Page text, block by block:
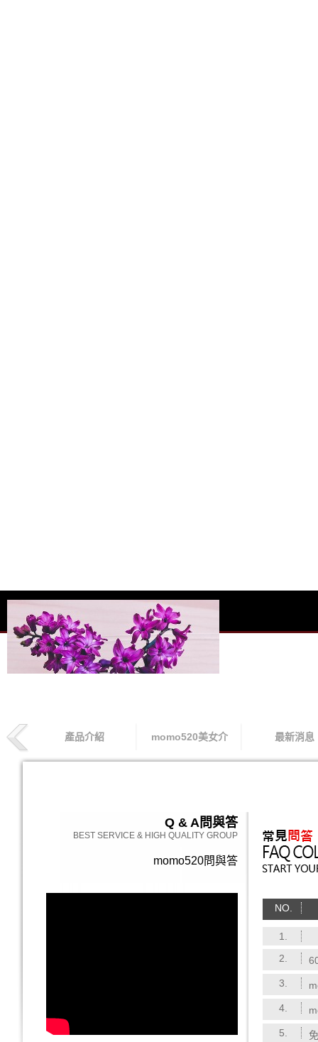
產品介紹 momo520美女介 最新消息
索取專線
Q & A問與答
BEST SERVICE & HIGH QUALITY GROUP
momo520問與答
NO.
1.
2.
3.
4.
5.